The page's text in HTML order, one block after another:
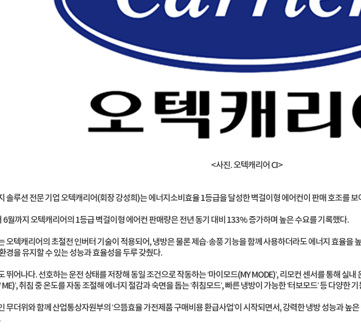
<사진. 오텍캐리어 CI>
솔루션 전문 기업 오텍캐리어(회장 강성희)는 에너지소비효율 1등급을 달성한 벽걸이형 에어컨이 판매 호조를
6월까지 오텍캐리어의 1등급 벽걸이형 에어컨 판매량은 전년 동기 대비 133% 증가하며 높은 수요를 기록했다.
오텍캐리어의 초절전 인버터 기술이 적용되어, 냉방은 물론 제습·송풍 기능을 함께 사용하더라도 에너지 효율을
경을 유지할 수 있는 성능과 효율성을 두루 갖췄다.
뛰어나다. 선호하는 운전 상태를 저장해 동일 조건으로 작동하는 ‘마이모드(MY MODE)’, 리모컨 센서를 통해 실
취침 중 온도를 자동 조절해 에너지 절감과 숙면을 돕는 ‘취침모드’, 빠른 냉방이 가능한 ‘터보모드’ 등 다양한
무더위와 함께 산업통상자원부의 ‘으뜸효율 가전제품 구매비용 환급사업’이 시작되면서, 강력한 냉방 성능과 높